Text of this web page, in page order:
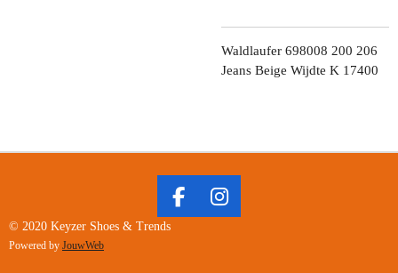
Waldlaufer 698008 200 206
Jeans Beige Wijdte K 17400
F
I
© 2020 Keyzer Shoes & Trends
Powered by JouwWeb